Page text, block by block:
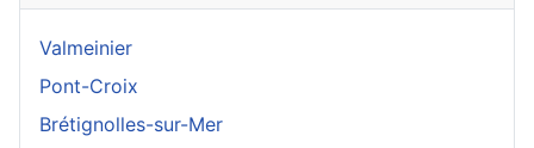
Valmeinier
Pont-Croix
Brétignolles-sur-Mer